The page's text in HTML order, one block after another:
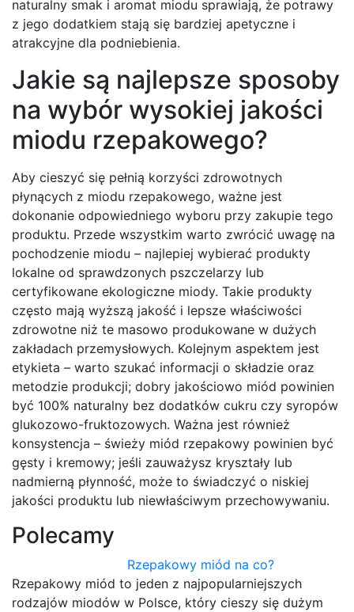
naturalny smak i aromat miodu sprawiają, że potrawy
z jego dodatkiem stają się bardziej apetyczne i
atrakcyjne dla podniebienia.
Jakie są najlepsze sposoby
na wybór wysokiej jakości
miodu rzepakowego?
Aby cieszyć się pełnią korzyści zdrowotnych
płynących z miodu rzepakowego, ważne jest
dokonanie odpowiedniego wyboru przy zakupie tego
produktu. Przede wszystkim warto zwrócić uwagę na
pochodzenie miodu – najlepiej wybierać produkty
lokalne od sprawdzonych pszczelarzy lub
certyfikowane ekologiczne miody. Takie produkty
często mają wyższą jakość i lepsze właściwości
zdrowotne niż te masowo produkowane w dużych
zakładach przemysłowych. Kolejnym aspektem jest
etykieta – warto szukać informacji o składzie oraz
metodzie produkcji; dobry jakościowo miód powinien
być 100% naturalny bez dodatków cukru czy syropów
glukozowo-fruktozowych. Ważna jest również
konsystencja – świeży miód rzepakowy powinien być
gęsty i kremowy; jeśli zauważysz kryształy lub
nadmierną płynność, może to świadczyć o niskiej
jakości produktu lub niewłaściwym przechowywaniu.
Polecamy
Rzepakowy miód na co?
Rzepakowy miód to jeden z najpopularniejszych
rodzajów miodów w Polsce, który cieszy się dużym